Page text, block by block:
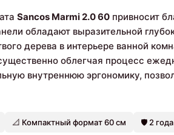
Sancos Marmi 2.0 60 привносит
обладают выразительной
дерева в интерьере ванной
облегчая процесс
внутреннюю эргономику,
📐 Компактный формат 60 см 🛡️ 2